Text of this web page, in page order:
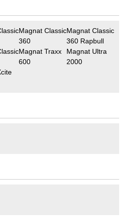
Magnat Classic
360
Magnat Classic
360 Rapbull
Magnat Traxx
600
Magnat Ultra
2000